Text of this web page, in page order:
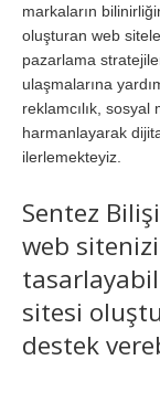
markaların
oluşturan web
pazarlama
ulaşmalarına
reklamcılık,
harmanlayarak
ilerlemekteyiz.
Sentez
web
sitesi
destek